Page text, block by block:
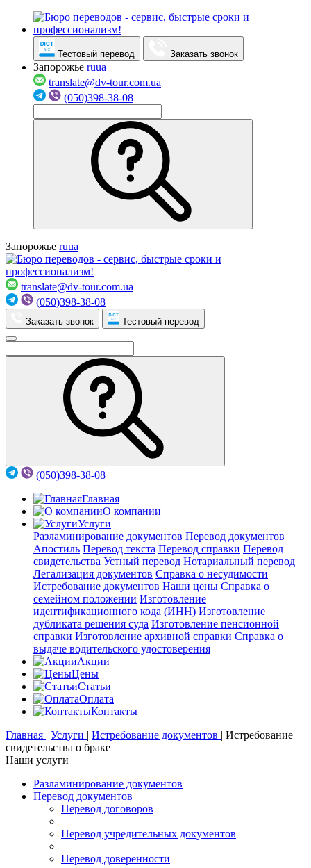
Тестовый перевод Заказать звонок
Запорожье ruua
translate@dv-tour.com.ua
(050)398-38-08
Запорожье ruua
translate@dv-tour.com.ua
(050)398-38-08
Заказать звонок Тестовый перевод
(050)398-38-08
Главная
О компании
Услуги
Разламинирование документов Перевод документов
Апостиль Перевод текста Перевод справки Перевод
свидетельства Устный перевод Нотариальный перевод
Легализация документов Справка о несудимости
Истребование документов Наши цены Справка о
семейном положении Изготовление
идентификационного кода (ИНН) Изготовление
дубликата решения суда Изготовление пенсионной
справки Изготовление архивной справки Справка о
выдаче водительского удостоверения
Акции
Цены
Статьи
Оплата
Контакты
Главная | Услуги | Истребование документов | Истребование
свидетельства о браке
Наши услуги
Разламинирование документов
Перевод документов
Перевод договоров
Перевод учредительных документов
Перевод доверенности